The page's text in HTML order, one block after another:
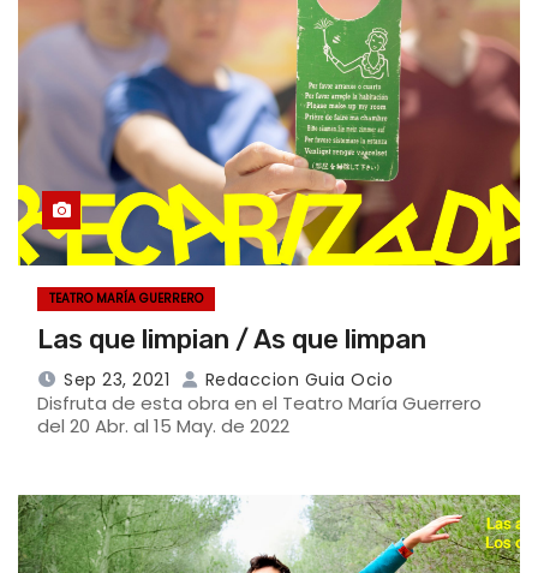
TEATRO MARÍA GUERRERO
Las que limpian / As que limpan
Sep 23, 2021 Redaccion Guia Ocio
Disfruta de esta obra en el Teatro María Guerrero
del 20 Abr. al 15 May. de 2022